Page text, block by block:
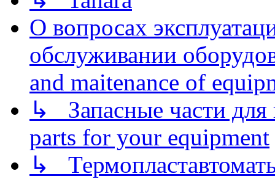
О вопросах
обслуживании
and maitenance of
↳ Запасные части для
parts for your equipment
↳